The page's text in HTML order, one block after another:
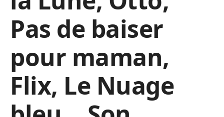
Pas de baiser
pour maman,
Flix, Le Nuage